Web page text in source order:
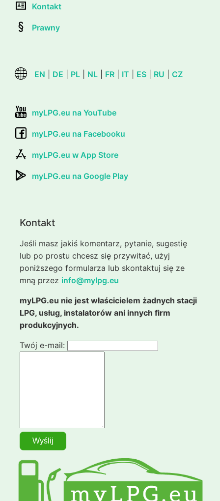
Kontakt
Prawny
EN DE PL NL FR IT ES RU CZ
myLPG.eu na YouTube
myLPG.eu na Facebooku
myLPG.eu w App Store
myLPG.eu na Google Play
Kontakt
Jeśli masz jakiś komentarz, pytanie, sugestię
lub po prostu chcesz się przywitać, użyj
poniższego formularza lub skontaktuj się ze
mną przez info@mylpg.eu
myLPG.eu nie jest właścicielem żadnych stacji
LPG, usług, instalatorów ani innych firm
produkcyjnych.
Twój e-mail: